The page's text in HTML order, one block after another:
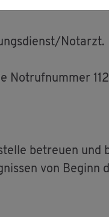
Not­arzt.
Not­ruf­num­mer
be­treu­en und
von Be­ginn